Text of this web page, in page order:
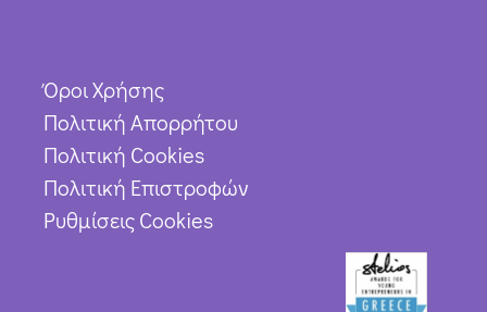
Όροι Χρήσης
Πολιτική Απορρήτου
Πολιτική Cookies
Πολιτική Επιστροφών
Ρυθμίσεις Cookies